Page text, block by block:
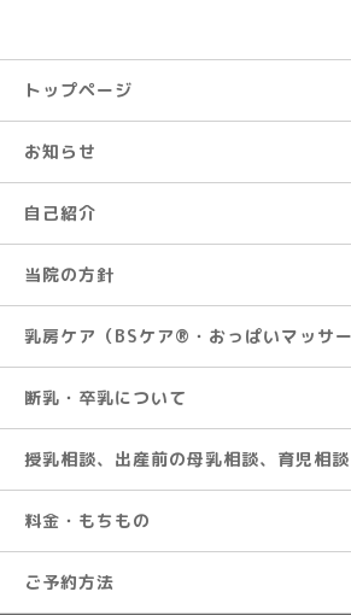
トップページ
お知らせ
自己紹介
当院の方針
乳房ケア（BSケア®︎・おっぱいマッサー
断乳・卒乳について
授乳相談、出産前の母乳相談、育児相談
料金・もちもの
ご予約方法